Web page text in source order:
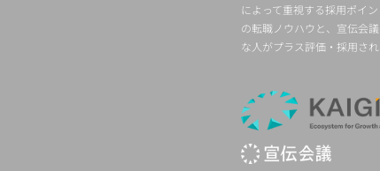
によって重視する採用ポイ
の転職ノウハウと、宣伝会
な人がプラス評価・採用さ